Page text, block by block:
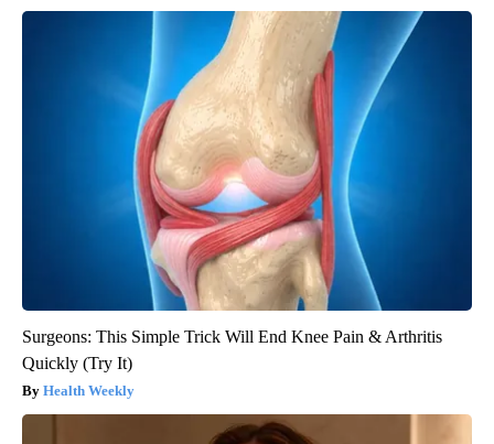
Surgeons: This Simple Trick Will End Knee Pain & Arthritis
Quickly (Try It)
Health Weekly